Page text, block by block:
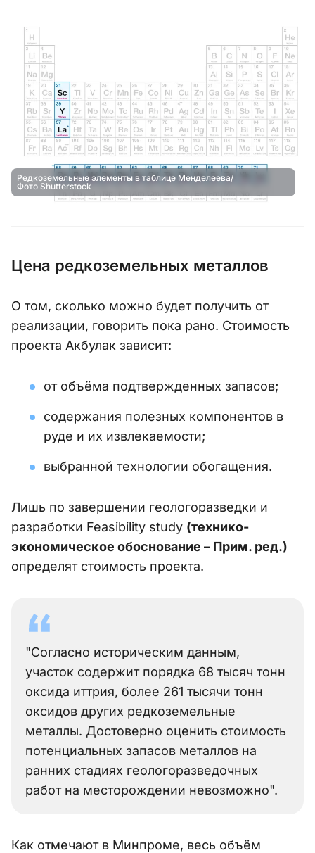
Редкоземельные элементы в таблице Менделеева/
Фото Shutterstock
Цена редкоземельных металлов
О том, сколько можно будет получить от
реализации, говорить пока рано. Стоимость
проекта Акбулак зависит:
от объёма подтвержденных запасов;
содержания полезных компонентов в
руде и их извлекаемости;
выбранной технологии обогащения.
Лишь по завершении геологоразведки и
разработки Feasibility study (технико-
экономическое обоснование – Прим. ред.)
определят стоимость проекта.
"Согласно историческим данным,
участок содержит порядка 68 тысяч тонн
оксида иттрия, более 261 тысячи тонн
оксидов других редкоземельные
металлы. Достоверно оценить стоимость
потенциальных запасов металлов на
ранних стадиях геологоразведочных
работ на месторождении невозможно".
Как отмечают в Минпроме, весь объём